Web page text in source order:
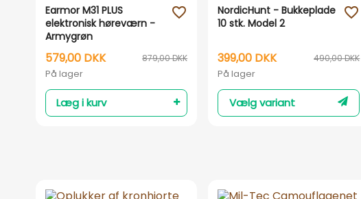
Earmor M31 PLUS
elektronisk høreværn -
Armygrøn
879,00 DKK
579,00 DKK
På lager
Læg i kurv
favorite_outline
NordicHunt - Bukkeplade
10 stk. Model 2
490,00 DKK
399,00 DKK
På lager
Vælg variant
favorite_outline